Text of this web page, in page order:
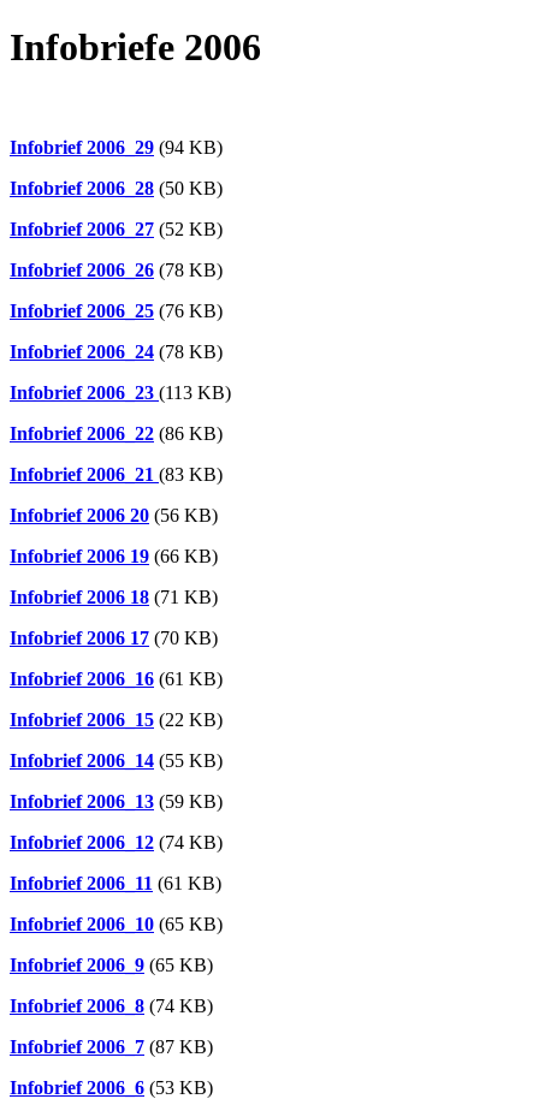
Infobriefe 2006
Infobrief 2006_29 (94 KB)
Infobrief 2006_28 (50 KB)
Infobrief 2006_27 (52 KB)
Infobrief 2006_26 (78 KB)
Infobrief 2006_25 (76 KB)
Infobrief 2006_24 (78 KB)
Infobrief 2006_23 (113 KB)
Infobrief 2006_22 (86 KB)
Infobrief 2006_21 (83 KB)
Infobrief 2006 20 (56 KB)
Infobrief 2006 19 (66 KB)
Infobrief 2006 18 (71 KB)
Infobrief 2006 17 (70 KB)
Infobrief 2006_16 (61 KB)
Infobrief2006_15 (22 KB)
Infobrief 2006_14 (55 KB)
Infobrief 2006_13 (59 KB)
Infobrief 2006_12 (74 KB)
Infobrief 2006_11 (61 KB)
Infobrief 2006_10 (65 KB)
Infobrief 2006_9 (65 KB)
Infobrief 2006_8 (74 KB)
Infobrief 2006_7 (87 KB)
Infobrief 2006_6 (53 KB)